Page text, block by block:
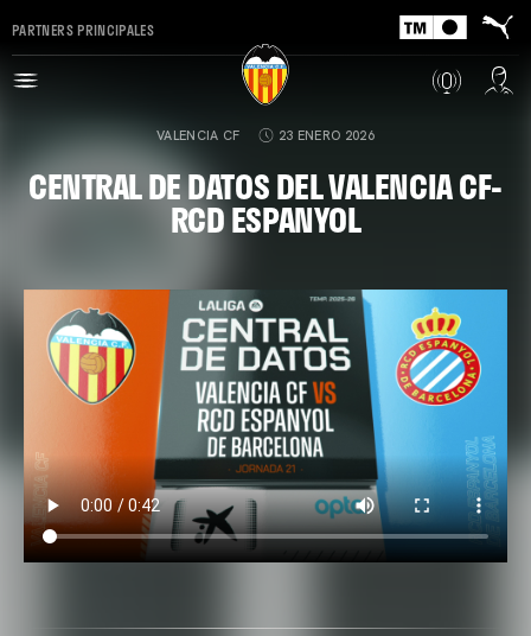
PARTNERS PRINCIPALES
VALENCIA CF 23 ENERO 2026
CENTRAL DE DATOS DEL VALENCIA CF-
RCD ESPANYOL